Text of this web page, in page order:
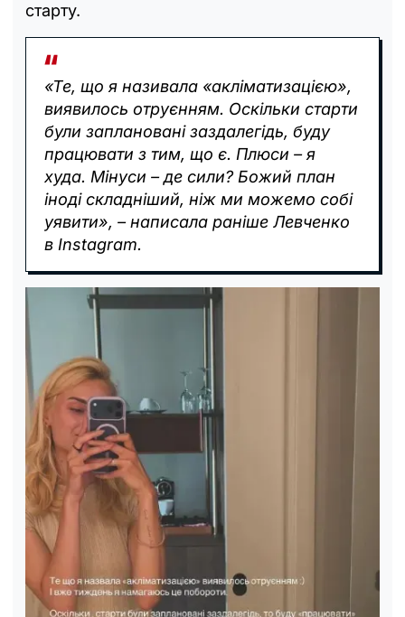
старту.
«Те, що я називала «акліматизацією»,
виявилось отруєнням. Оскільки старти
були заплановані заздалегідь, буду
працювати з тим, що є. Плюси – я
худа. Мінуси – де сили? Божий план
іноді складніший, ніж ми можемо собі
уявити», – написала раніше Левченко
в Instagram.